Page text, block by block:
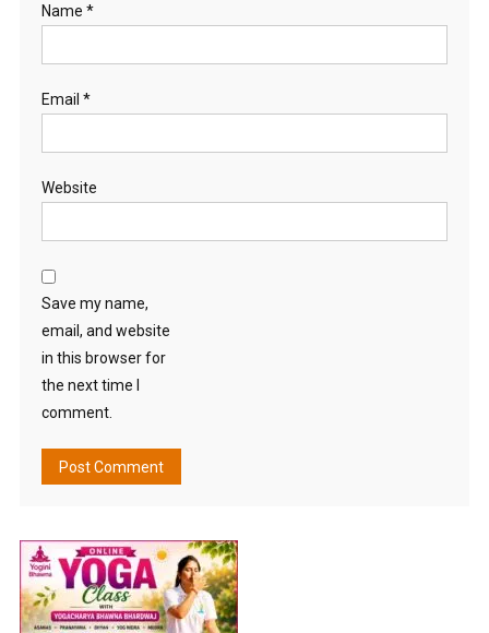
Name *
Email *
Website
Save my name,
email, and website
in this browser for
the next time I
comment.